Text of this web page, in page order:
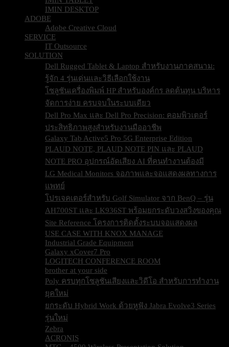
IMIN DESKTOP
ADOBE
Adobe Creative Cloud
SERVICE
IT Outsource
SOLUTION
Dell Rugged Tablet & Laptop สำหรับงานภาคสนาม:
รู้จัก 4 รุ่นเด่นและวิธีเลือกใช้งาน
โซลูชันเครื่องพิมพ์ HP สำหรับองค์กร ลดต้นทุน บริหาร
จัดการง่าย ครบจบในระบบเดียว
Dell Pro Max และ Dell Pro Precision: คอมพิวเตอร์
ประสิทธิภาพสูงสำหรับงานมืออาชีพ
Galaxy Tab Active5 Pro 5G Enterprise Edition
PLAUD NOTE, PLAUD NOTE PIN และ PLAUD
NOTE PRO อุปกรณ์อัดเสียง AI ที่คนทำงานต้องมี
LG Medical Monitors จอภาพและจอแสดงผลทางการ
แพทย์
โปรเจคเตอร์สำหรับ Golf Simulator จาก BenQ – รุ่น
AH700ST และ LK936ST พร้อมยกระดับวงสวิงของคุณ
Site Reference โครงการติดตั้งระบบจอแสดงผล
USE CASE WITH KNOX MANAGE
Industrial Grade Equipment
Galaxy xCover7 Pro
LOGITECH CONFERENCE ROOM
brother at your side
Poly ครบทุกโซลูชันเสียงและวิดีโอ สำหรับการทำงาน
ยุคใหม่
ยกระดับ Hybrid Work ด้วยหูฟัง Jabra Evolve3 Series
รุ่นใหม่
Zebra
ACRONIS